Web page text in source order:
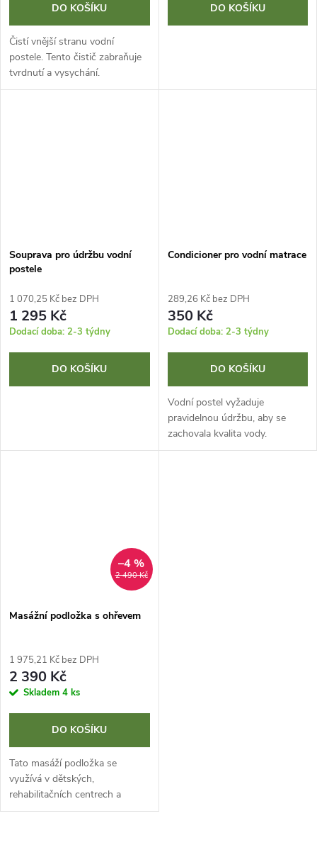
DO KOŠÍKU
Čistí vnější stranu vodní
postele. Tento čistič zabraňuje
tvrdnutí a vysychání.
DO KOŠÍKU
Souprava pro údržbu vodní
postele
1 070,25 Kč bez DPH
1 295 Kč
Dodací doba: 2-3 týdny
DO KOŠÍKU
Condicioner pro vodní matrace
289,26 Kč bez DPH
350 Kč
Dodací doba: 2-3 týdny
DO KOŠÍKU
Vodní postel vyžaduje
pravidelnou údržbu, aby se
zachovala kvalita vody.
Kondicionér vodní postele
2 490 Kč
–4 %
Masážní podložka s ohřevem
1 975,21 Kč bez DPH
2 390 Kč
Skladem 4 ks
DO KOŠÍKU
Tato masáží podložka se
využívá v dětských,
rehabilitačních centrech a
lázních. Při rekonvalescencích, k